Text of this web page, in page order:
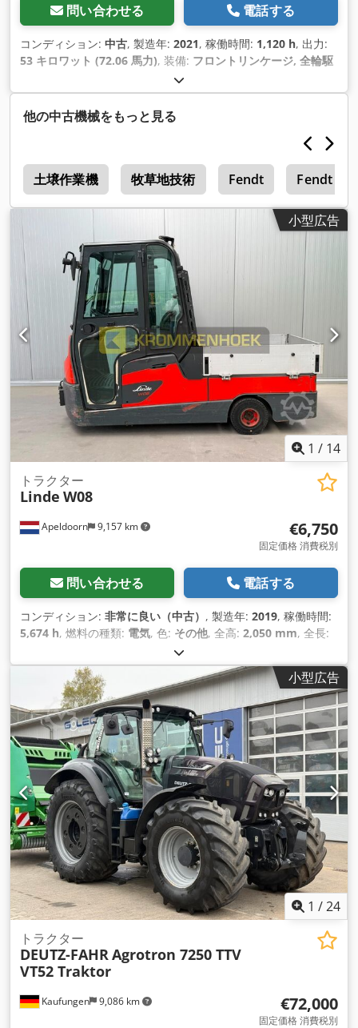
問い合わせる 電話する
コンディション: 中古, 製造年: 2021, 稼働時間: 1,120 h, 出力:
53 キロワット (72.06 馬力), 装備: フロントリンケージ, 全輪駆
他の中古機械をもっと見る
土壌作業機 牧草地技術 Fendt Fendt 818
小型広告
1 / 14
Apeldoorn 9,157 km
トラクター
Linde W08
€6,750
固定価格 消費税別
問い合わせる 電話する
コンディション: 非常に良い（中古） , 製造年: 2019, 稼働時間:
5,674 h, 燃料の種類: 電気, 色: その他, 全高: 2,050 mm, 全長:
小型広告
1 /24
Kaufungen 9,086 km
トラクター
DEUTZ-FAHR Agrotron 7250 TTV
VT52 Traktor
€72,000
固定価格 消費税別